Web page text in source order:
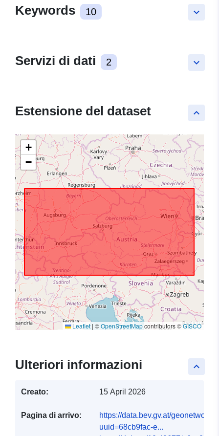
keyboard_arrow_down
Keywords 10
keyboard_arrow_down
Servizi di dati 2
keyboard_arrow_up
Estensione del dataset
+
−
Leaflet | ©OpenStreetMapcontributors ©GISCO
keyboard_arrow_up
Ulteriori informazioni
Creato: 15 April 2026
Pagina di arrivo:
https://data.bev.gv.at/geonetwork/
uuid=68cb9fac-e...